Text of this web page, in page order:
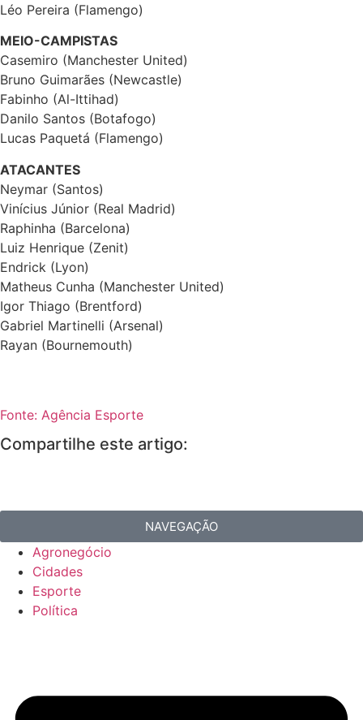
Léo Pereira (Flamengo)
MEIO-CAMPISTAS
Casemiro (Manchester United)
Bruno Guimarães (Newcastle)
Fabinho (Al-Ittihad)
Danilo Santos (Botafogo)
Lucas Paquetá (Flamengo)
ATACANTES
Neymar (Santos)
Vinícius Júnior (Real Madrid)
Raphinha (Barcelona)
Luiz Henrique (Zenit)
Endrick (Lyon)
Matheus Cunha (Manchester United)
Igor Thiago (Brentford)
Gabriel Martinelli (Arsenal)
Rayan (Bournemouth)
Fonte: Agência Esporte
Compartilhe este artigo:
NAVEGAÇÃO
Agronegócio
Cidades
Esporte
Política